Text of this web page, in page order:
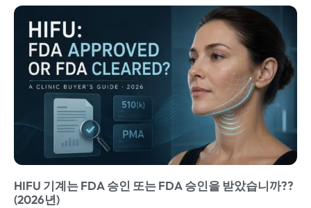
HIFU 기계는 FDA 승인 또는 FDA 승인을 받았습니까??
(2026년)